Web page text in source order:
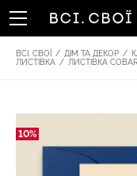
ВСІ. СВОЇ / ДІМ ТА ДЕКОР /
ЛИСТІВКА / ЛИСТІВКА
10%